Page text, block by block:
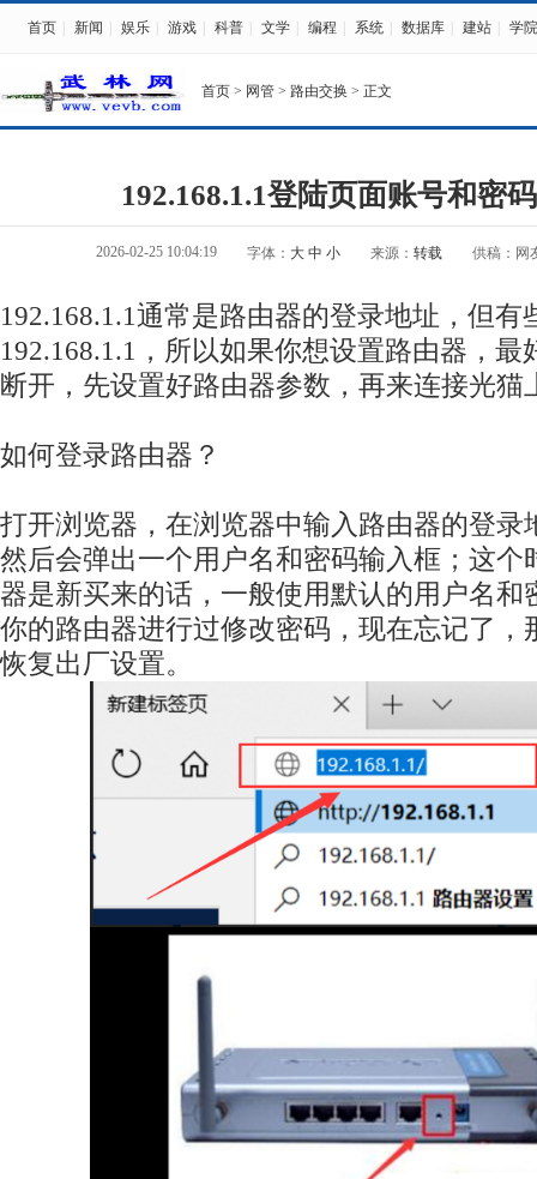
首页 新闻 娱乐 游戏 科普 文学 编程 系统 数据库 建站 学院
首页 > 网管 > 路由交换 > 正文
192.168.1.1登陆页面账号和密
2026-02-25 10:04:19 字体： 大 中 小 来源： 转载 供稿：网
192.168.1.1通常是路由器的登录地址，但有
192.168.1.1，所以如果你想设置路由器，
断开，先设置好路由器参数，再来连接光猫
如何登录路由器？
打开浏览器，在浏览器中输入路由器的登录
然后会弹出一个用户名和密码输入框；这个
器是新买来的话，一般使用默认的用户名和
你的路由器进行过修改密码，现在忘记了，
恢复出厂设置。